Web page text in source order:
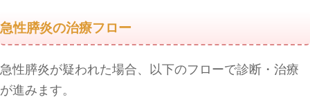
急性膵炎の治療フロー
急性膵炎が疑われた場合、以下のフローで診断・治療
が進みます。